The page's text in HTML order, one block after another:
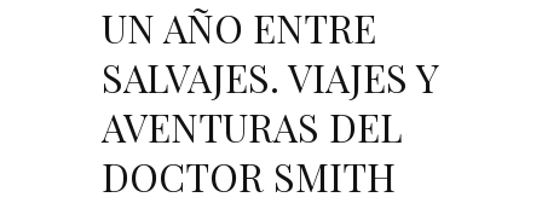
UN AÑO ENTRE
SALVAJES. VIAJES Y
AVENTURAS DEL
DOCTOR SMITH